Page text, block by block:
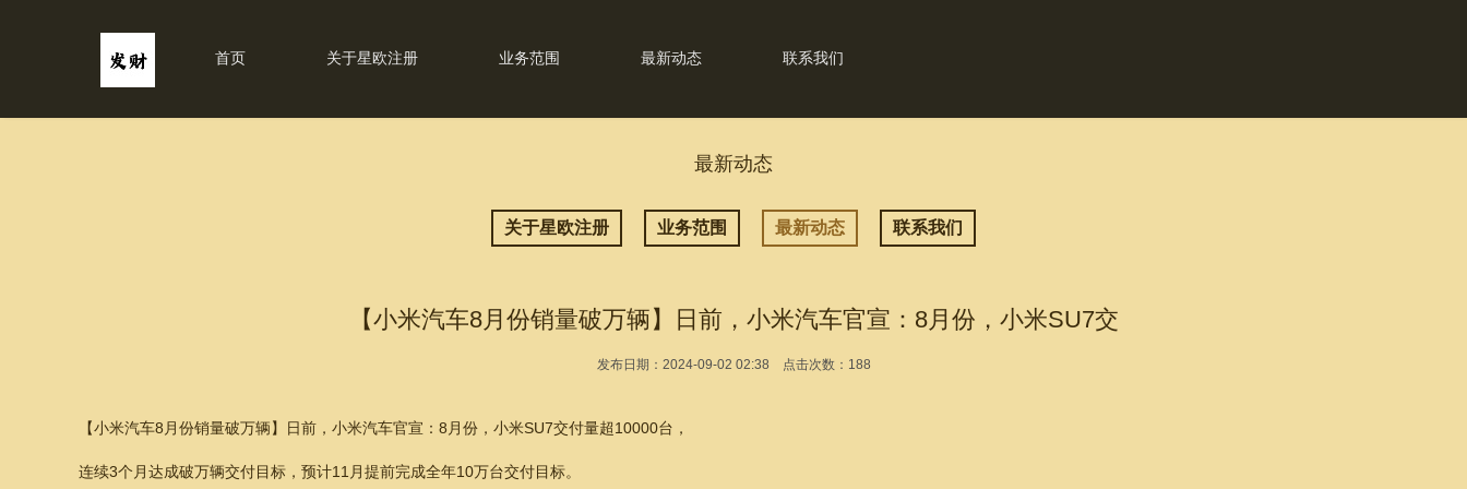
首页 关于星欧注册 业务范围 最新动态 联系我们
最新动态
关于星欧注册 业务范围 最新动态 联系我们
【小米汽车8月份销量破万辆】日前，小米汽车官宣：8月份，小米SU7交
发布日期：2024-09-02 02:38 点击次数：188
【小米汽车8月份销量破万辆】日前，小米汽车官宣：8月份，小米SU7交付量超10000台，
连续3个月达成破万辆交付目标，预计11月提前完成全年10万台交付目标。